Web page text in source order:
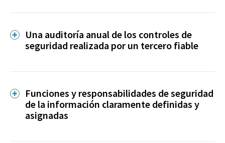
Una auditoría anual de los controles de
seguridad realizada por un tercero fiable
Funciones y responsabilidades de seguridad
de la información claramente definidas y
asignadas